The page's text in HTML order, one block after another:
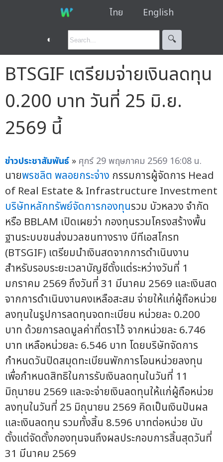
ไทย English
◐ 🔍︎
BTSGIF เตรียมจ่ายเงินลดทุน
0.200 บาท วันที่ 25 มิ.ย.
2569 นี้
ข่าวประชาสัมพันธ์ » ศุกร์ 29 พฤษภาคม 2569 16:08 น.
นายพรชลิต พลอยกระจ่าง กรรมการผู้จัดการ Head
of Real Estate & Infrastructure Investment
บริษัทหลักทรัพย์จัดการกองทุนรวม บัวหลวง จำกัด
หรือ BBLAM เปิดเผยว่า กองทุนรวมโครงสร้างพื้น
ฐานระบบขนส่งมวลชนทางราง บีทีเอสโกรท
(BTSGIF) เตรียมนำเงินสดจากการดำเนินงาน
สำหรับรอบระยะเวลาบัญชีตั้งแต่ระหว่างวันที่ 1
มกราคม 2569 ถึงวันที่ 31 มีนาคม 2569 และเงินสด
จากการดำเนินงานคงเหลือสะสม จ่ายให้แก่ผู้ถือหน่วย
ลงทุนในรูปการลดทุนจดทะเบียน หน่วยละ 0.200
บาท ด้วยการลดมูลค่าที่ตราไว้ จากหน่วยละ 6.746
บาท เหลือหน่วยละ 6.546 บาท โดยบริษัทจัดการ
กำหนดวันปิดสมุดทะเบียนพักการโอนหน่วยลงทุน
เพื่อกำหนดสิทธิในการรับเงินลดทุนในวันที่ 11
มิถุนายน 2569 และจะจ่ายเงินลดทุนให้แก่ผู้ถือหน่วย
ลงทุนในวันที่ 25 มิถุนายน 2569 คิดเป็นเงินปันผล
และเงินลดทุน รวมทั้งสิ้น 8.596 บาทต่อหน่วย นับ
ตั้งแต่จัดตั้งกองทุนจนถึงผลประกอบการสิ้นสุดวันที่
31 มีนาคม 2569